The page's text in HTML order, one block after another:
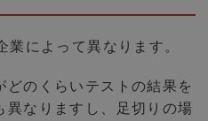
によって異なります。
のくらいテストの結果を
異なりますし、足切りの場